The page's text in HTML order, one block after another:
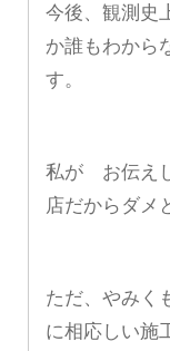
今後、観測史
か誰もわから
す。
私が お伝え
店だからダメ
ただ、やみく
に相応しい施